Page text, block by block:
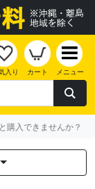
入り カート メニュー
購入できませんか？